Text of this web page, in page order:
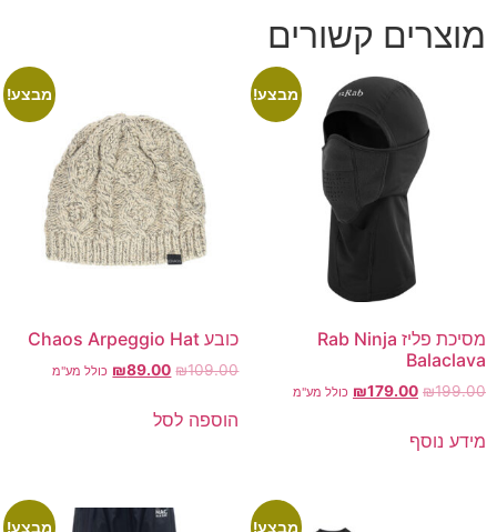
מוצרים קשורים
מבצע!
מסיכת פליז Rab Ninja
Balaclava
₪199.00
₪179.00 כולל מע"מ
מידע נוסף
מבצע!
כובע Chaos Arpeggio Hat
₪109.00
₪89.00 כולל מע"מ
הוספה לסל
מבצע! מבצע!